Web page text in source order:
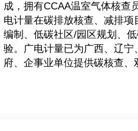
成，拥有CCAA温室气体核查
电计量在碳排放核查、减排
编制、低碳社区/园区规划、
验。广电计量已为广西、辽宁
府、企事业单位提供碳核查、